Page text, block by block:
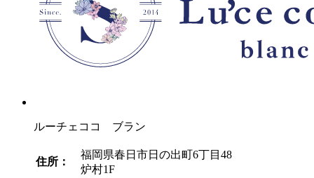
ルーチェココ ブラン
住所：
福岡県春日市日の出町6丁目48
炉村1F